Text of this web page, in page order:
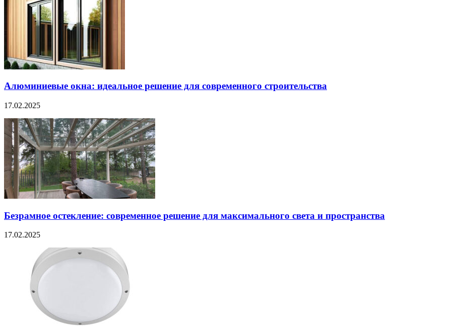
Алюминиевые окна: идеальное решение для современного строительства
17.02.2025
Безрамное остекление: современное решение для максимального света и пространства
17.02.2025